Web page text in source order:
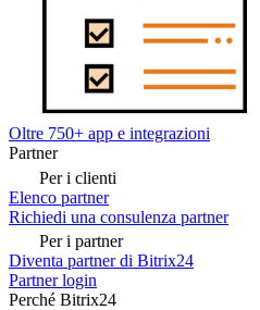
Oltre 750+ app e integrazioni
Partner
Per i clienti
Elenco partner
Richiedi una consulenza partner
Per i partner
Diventa partner di Bitrix24
Partner login
Perché Bitrix24